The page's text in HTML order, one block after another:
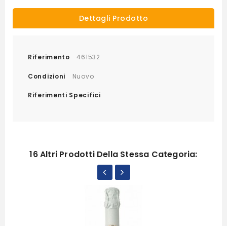
Dettagli Prodotto
Riferimento 461532
Condizioni Nuovo
Riferimenti Specifici
16 Altri Prodotti Della Stessa Categoria: